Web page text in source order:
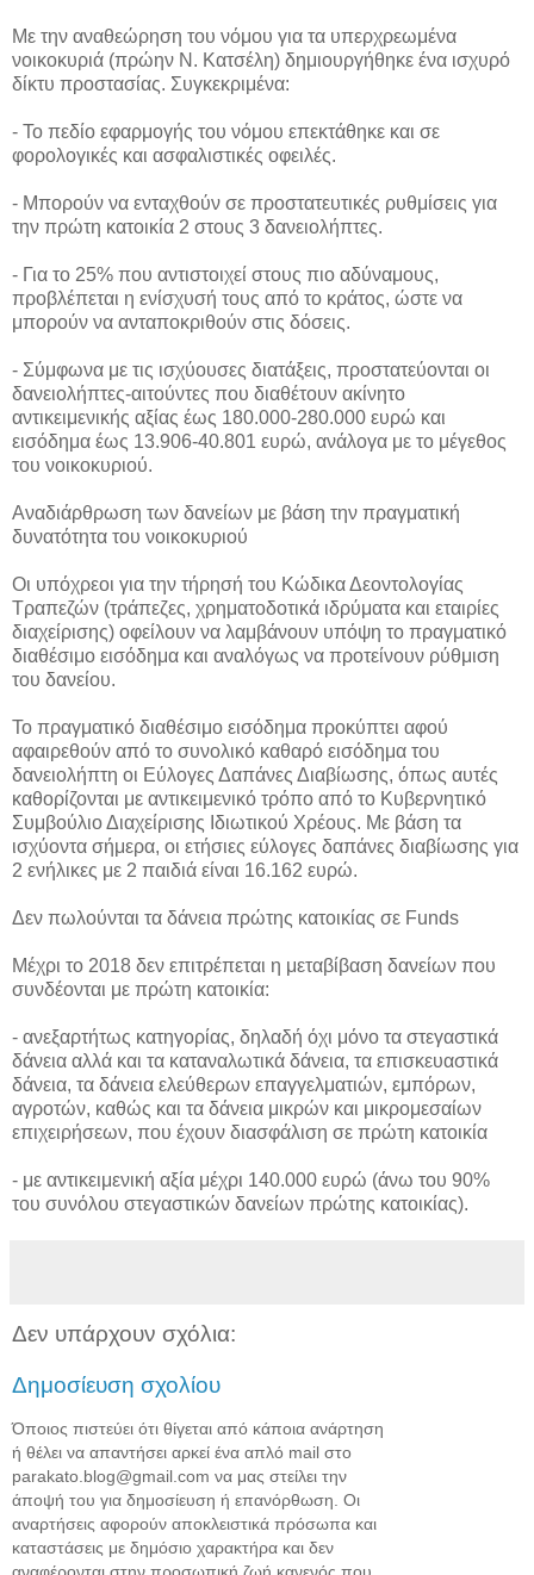
Με την αναθεώρηση του νόμου για τα υπερχρεωμένα
νοικοκυριά (πρώην Ν. Κατσέλη) δημιουργήθηκε ένα ισχυρό
δίκτυ προστασίας. Συγκεκριμένα:
- Το πεδίο εφαρμογής του νόμου επεκτάθηκε και σε
φορολογικές και ασφαλιστικές οφειλές.
- Μπορούν να ενταχθούν σε προστατευτικές ρυθμίσεις για
την πρώτη κατοικία 2 στους 3 δανειολήπτες.
- Για το 25% που αντιστοιχεί στους πιο αδύναμους,
προβλέπεται η ενίσχυσή τους από το κράτος, ώστε να
μπορούν να ανταποκριθούν στις δόσεις.
- Σύμφωνα με τις ισχύουσες διατάξεις, προστατεύονται οι
δανειολήπτες-αιτούντες που διαθέτουν ακίνητο
αντικειμενικής αξίας έως 180.000-280.000 ευρώ και
εισόδημα έως 13.906-40.801 ευρώ, ανάλογα με το μέγεθος
του νοικοκυριού.
Αναδιάρθρωση των δανείων με βάση την πραγματική
δυνατότητα του νοικοκυριού
Οι υπόχρεοι για την τήρησή του Κώδικα Δεοντολογίας
Τραπεζών (τράπεζες, χρηματοδοτικά ιδρύματα και εταιρίες
διαχείρισης) οφείλουν να λαμβάνουν υπόψη το πραγματικό
διαθέσιμο εισόδημα και αναλόγως να προτείνουν ρύθμιση
του δανείου.
Το πραγματικό διαθέσιμο εισόδημα προκύπτει αφού
αφαιρεθούν από το συνολικό καθαρό εισόδημα του
δανειολήπτη οι Εύλογες Δαπάνες Διαβίωσης, όπως αυτές
καθορίζονται με αντικειμενικό τρόπο από το Κυβερνητικό
Συμβούλιο Διαχείρισης Ιδιωτικού Χρέους. Με βάση τα
ισχύοντα σήμερα, οι ετήσιες εύλογες δαπάνες διαβίωσης για
2 ενήλικες με 2 παιδιά είναι 16.162 ευρώ.
Δεν πωλούνται τα δάνεια πρώτης κατοικίας σε Funds
Μέχρι το 2018 δεν επιτρέπεται η μεταβίβαση δανείων που
συνδέονται με πρώτη κατοικία:
- ανεξαρτήτως κατηγορίας, δηλαδή όχι μόνο τα στεγαστικά
δάνεια αλλά και τα καταναλωτικά δάνεια, τα επισκευαστικά
δάνεια, τα δάνεια ελεύθερων επαγγελματιών, εμπόρων,
αγροτών, καθώς και τα δάνεια μικρών και μικρομεσαίων
επιχειρήσεων, που έχουν διασφάλιση σε πρώτη κατοικία
- με αντικειμενική αξία μέχρι 140.000 ευρώ (άνω του 90%
του συνόλου στεγαστικών δανείων πρώτης κατοικίας).
Δεν υπάρχουν σχόλια:
Δημοσίευση σχολίου
Όποιος πιστεύει ότι θίγεται από κάποια ανάρτηση
ή θέλει να απαντήσει αρκεί ένα απλό mail στο
parakato.blog@gmail.com να μας στείλει την
άποψή του για δημοσίευση ή επανόρθωση. Οι
αναρτήσεις αφορούν αποκλειστικά πρόσωπα και
καταστάσεις με δημόσιο χαρακτήρα και δεν